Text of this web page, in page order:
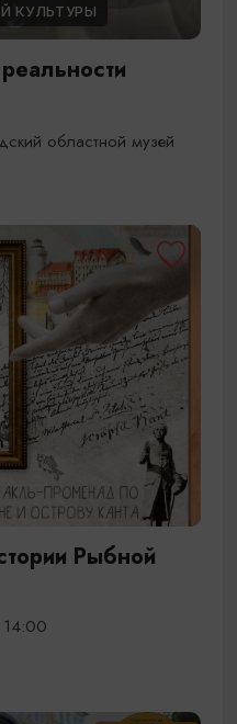
КУЛЬТУРЫ
областной музей
Рыбной